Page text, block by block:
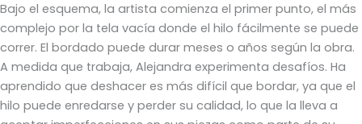
Bajo el esquema, la artista comienza el primer punto, el más
complejo por la tela vacía donde el hilo fácilmente se puede
correr. El bordado puede durar meses o años según la obra.
A medida que trabaja, Alejandra experimenta desafíos. Ha
aprendido que deshacer es más difícil que bordar, ya que el
hilo puede enredarse y perder su calidad, lo que la lleva a